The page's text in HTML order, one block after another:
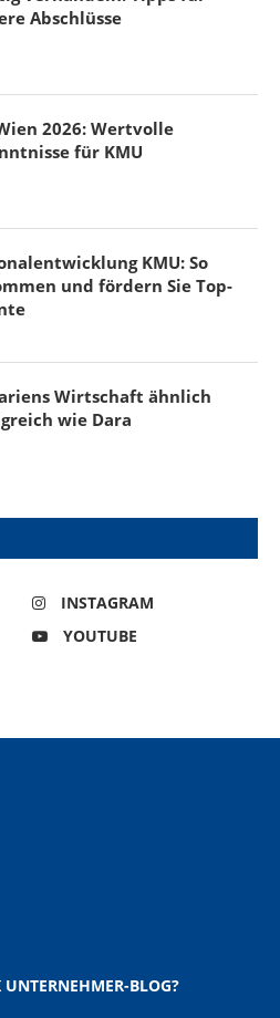
Abschlüsse
2026: Wertvolle
für KMU
KMU: So
und fördern Sie Top-
Wirtschaft ähnlich
wie Dara
INSTAGRAM
YOUTUBE
BLOG?